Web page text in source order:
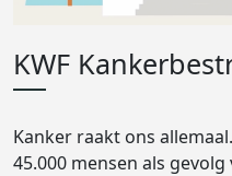
KWF
Kanker raakt ons
45.000 mensen als